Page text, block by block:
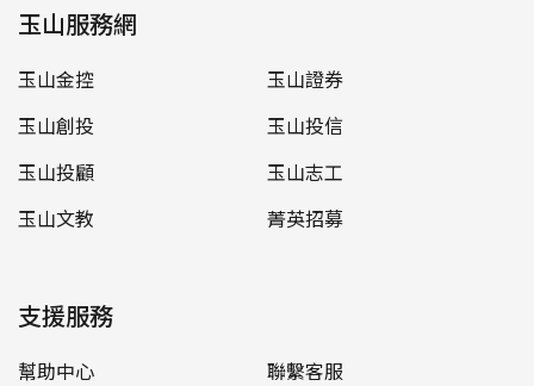
玉山服務網
玉山金控
玉山證券
玉山創投
玉山投信
玉山投顧
玉山志工
玉山文教
菁英招募
支援服務
幫助中心
聯繫客服